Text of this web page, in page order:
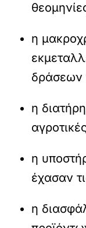
η
δράσεων
η
η
έχασαν
η